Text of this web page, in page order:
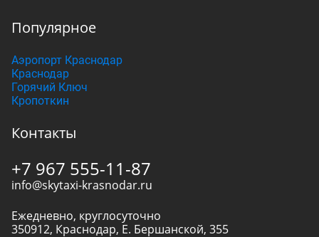
Популярное
Аэропорт Краснодар
Краснодар
Горячий Ключ
Кропоткин
Контакты
+7 967 555-11-87
info@skytaxi-krasnodar.ru
Ежедневно, круглосуточно
350912, Краснодар, Е. Бершанской, 355